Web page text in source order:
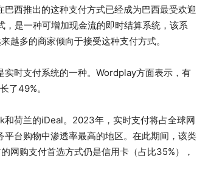
西推出的这种支付方式已经成为巴西最受欢迎
是一种可增加现金流的即时结算系统，该系
越多的商家倾向于接受这种支付方式。
时支付系统的一种。Wordplay方面表示，有
了49%。
荷兰的iDeal。2023年，实时支付将占全球网
台购物中渗透率最高的地区。在此期间，该类
网购支付首选方式仍是信用卡（占比35%），